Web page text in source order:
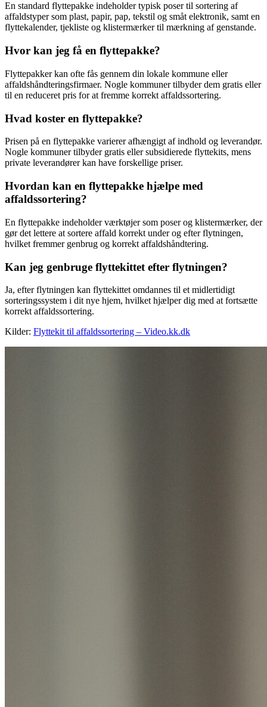
En standard flyttepakke indeholder typisk poser til sortering af
affaldstyper som plast, papir, pap, tekstil og småt elektronik, samt en
flyttekalender, tjekliste og klistermærker til mærkning af genstande.
Hvor kan jeg få en flyttepakke?
Flyttepakker kan ofte fås gennem din lokale kommune eller
affaldshåndteringsfirmaer. Nogle kommuner tilbyder dem gratis eller
til en reduceret pris for at fremme korrekt affaldssortering.
Hvad koster en flyttepakke?
Prisen på en flyttepakke varierer afhængigt af indhold og leverandør.
Nogle kommuner tilbyder gratis eller subsidierede flyttekits, mens
private leverandører kan have forskellige priser.
Hvordan kan en flyttepakke hjælpe med
affaldssortering?
En flyttepakke indeholder værktøjer som poser og klistermærker, der
gør det lettere at sortere affald korrekt under og efter flytningen,
hvilket fremmer genbrug og korrekt affaldshåndtering.
Kan jeg genbruge flyttekittet efter flytningen?
Ja, efter flytningen kan flyttekittet omdannes til et midlertidigt
sorteringssystem i dit nye hjem, hvilket hjælper dig med at fortsætte
korrekt affaldssortering.
Kilder: Flyttekit til affaldssortering – Video.kk.dk